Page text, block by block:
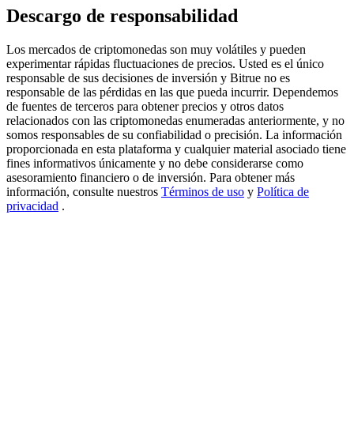
New Listing Futures Fest
Trade New Futures, Win 200,000 USDT
Crypto World Cup 2026: Grand Finale
77,777+3k Rewards
Descargo de responsabilidad
Los mercados de criptomonedas son muy volátiles y pueden
experimentar rápidas fluctuaciones de precios. Usted es el único
responsable de sus decisiones de inversión y Bitrue no es
responsable de las pérdidas en las que pueda incurrir. Dependemos
de fuentes de terceros para obtener precios y otros datos
relacionados con las criptomonedas enumeradas anteriormente, y no
somos responsables de su confiabilidad o precisión. La información
proporcionada en esta plataforma y cualquier material asociado tiene
fines informativos únicamente y no debe considerarse como
asesoramiento financiero o de inversión. Para obtener más
información, consulte nuestros Términos de uso y Política de
privacidad .